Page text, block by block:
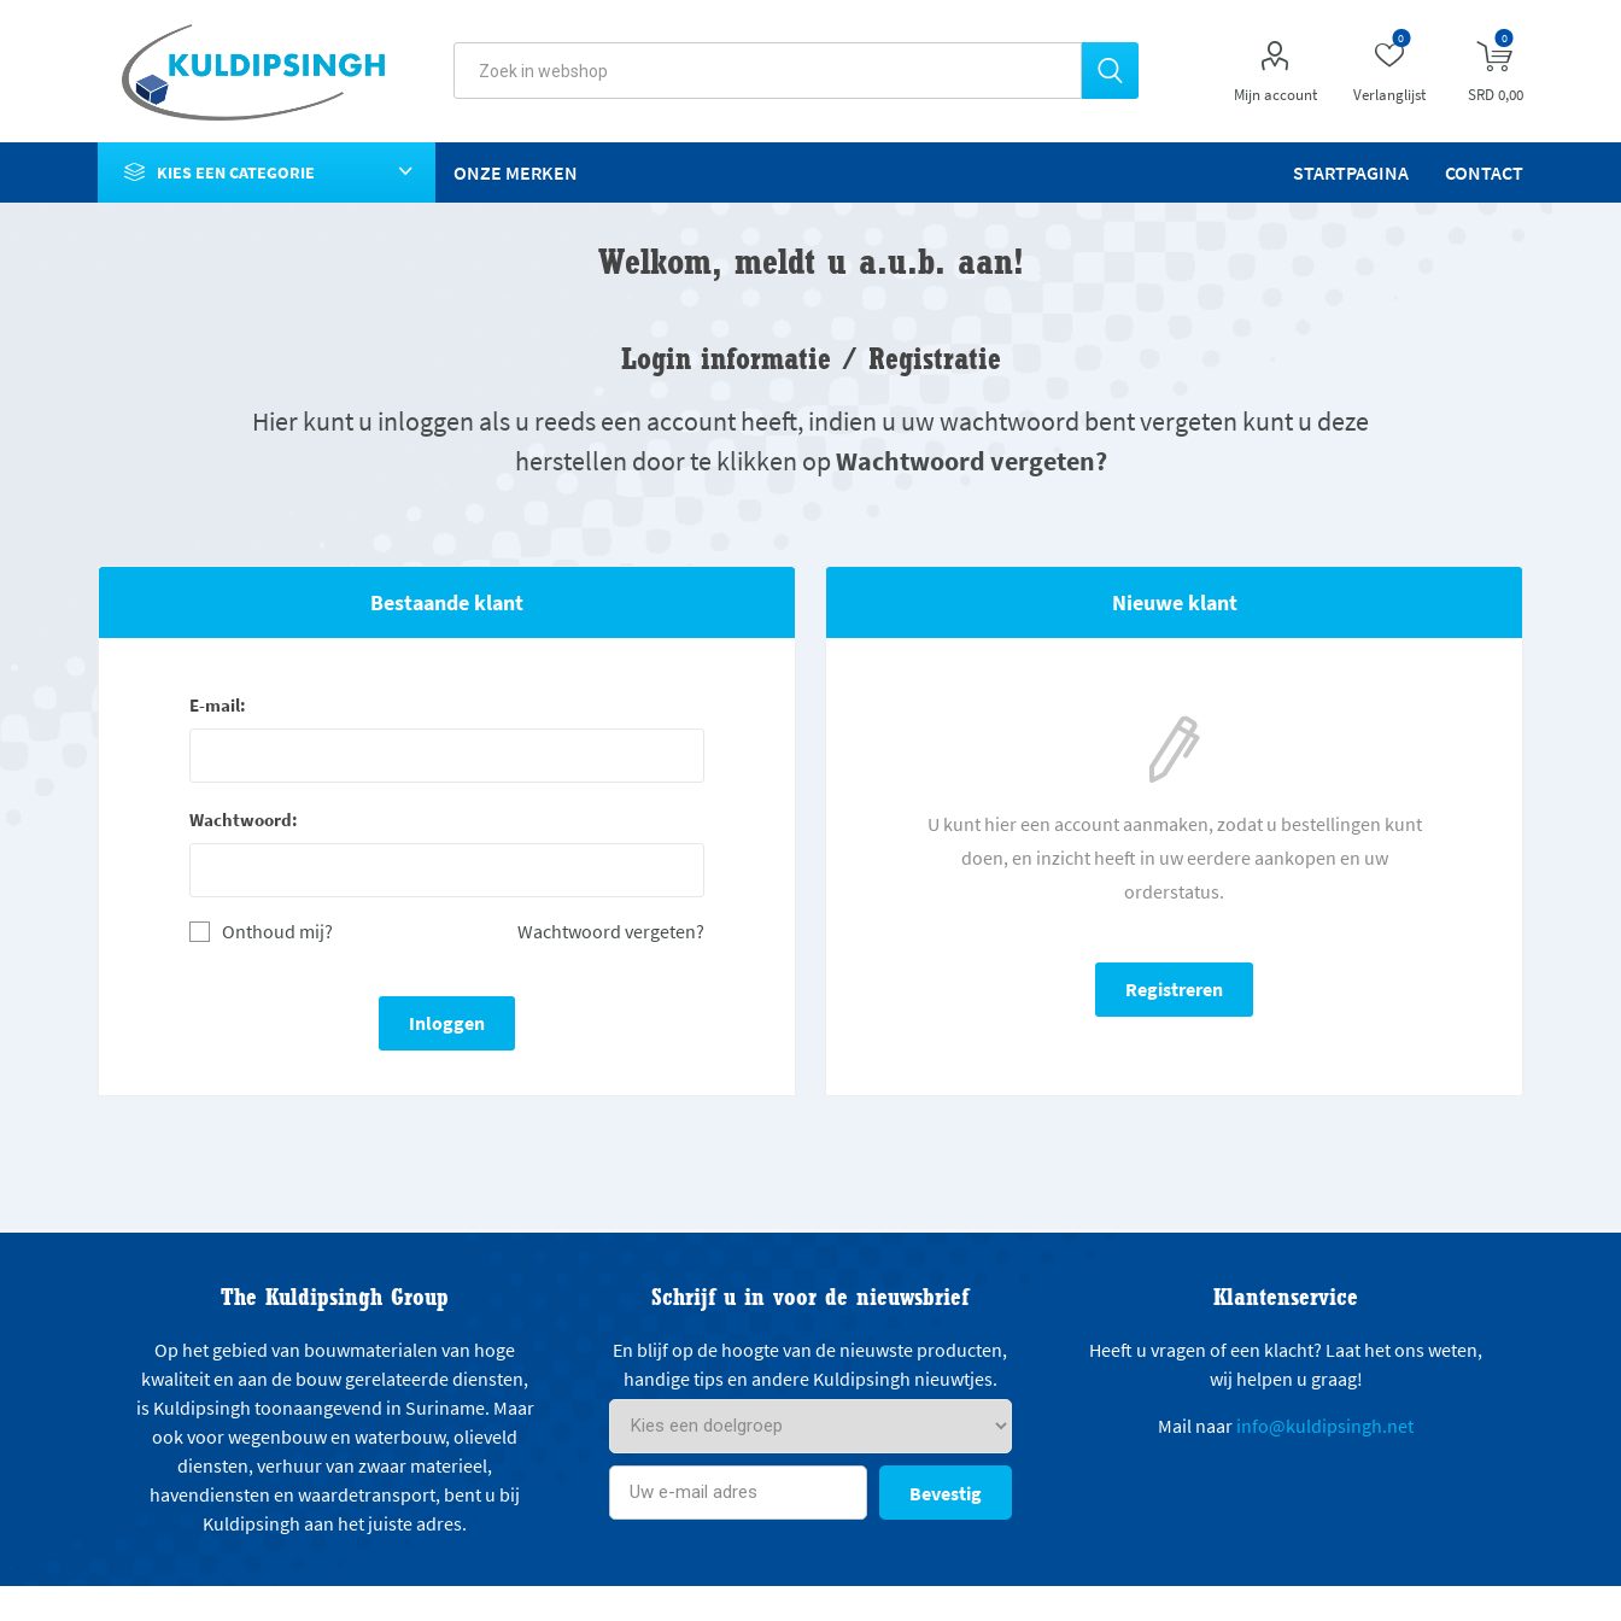
Mijn account Verlanglijst
0 0
SRD 0,00
KIES EEN CATEGORIE STARTPAGINA CONTACT
ONZE MERKEN
Welkom, meldt u a.u.b. aan!
Login informatie / Registratie
Hier kunt u inloggen als u reeds een account heeft, indien u uw wachtwoord bent vergeten kunt u deze
herstellen door te klikken opWachtwoord vergeten?
Nieuwe klant
U kunt hier een account aanmaken, zodat u bestellingen kunt
doen, en inzicht heeft in uw eerdere aankopen en uw
orderstatus.
Bestaande klant
E-mail:
Wachtwoord:
Wachtwoord vergeten?
Onthoud mij?
The Kuldipsingh Group
Op het gebied van bouwmaterialen van hoge
kwaliteit en aan de bouw gerelateerde diensten,
is Kuldipsingh toonaangevend in Suriname. Maar
ook voor wegenbouw en waterbouw, olieveld
diensten, verhuur van zwaar materieel,
havendiensten en waardetransport, bent u bij
Kuldipsingh aan het juiste adres.
Schrijf u in voor de nieuwsbrief
En blijf op de hoogte van de nieuwste producten,
handige tips en andere Kuldipsingh nieuwtjes.
Bevestig
Klantenservice
Heeft u vragen of een klacht? Laat het ons weten,
wij helpen u graag!
Mail naar info@kuldipsingh.net